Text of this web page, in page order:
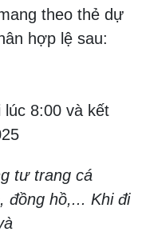
theo thẻ dự
hợp lệ sau:
8:00 và kết
tư trang cá
đồng hồ,... Khi đi